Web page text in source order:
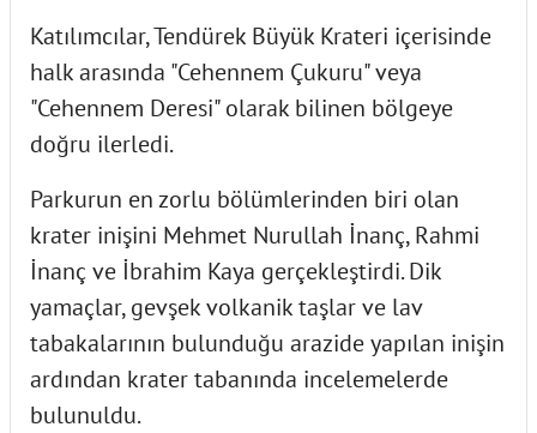
Katılımcılar, Tendürek Büyük Krateri içerisinde
halk arasında "Cehennem Çukuru" veya
"Cehennem Deresi" olarak bilinen bölgeye
doğru ilerledi.
Parkurun en zorlu bölümlerinden biri olan
krater inişini Mehmet Nurullah İnanç, Rahmi
İnanç ve İbrahim Kaya gerçekleştirdi. Dik
yamaçlar, gevşek volkanik taşlar ve lav
tabakalarının bulunduğu arazide yapılan inişin
ardından krater tabanında incelemelerde
bulunuldu.